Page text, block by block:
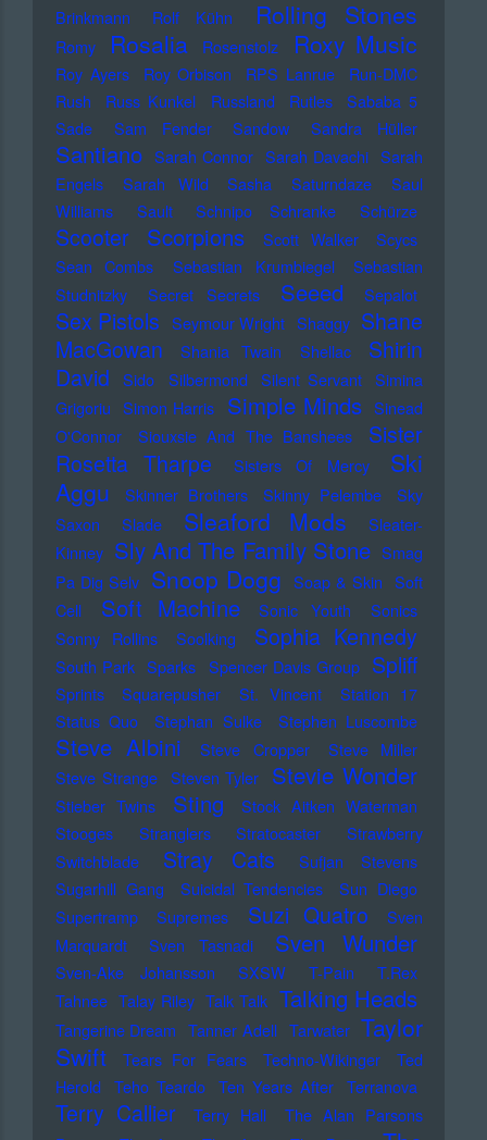
Brinkmann
Rolf Kühn Rolling Stones
Romy Rosalia Rosenstolz Roxy Music
Roy Ayers Roy Orbison RPS Lanrue
Run-DMC
Rush
Russ Kunkel Russland Rutles
Sababa 5
Sade
Sam Fender Sandow Sandra Hüller
Santiano Sarah Connor Sarah Davachi Sarah
Engels
Sarah Wild Sasha Saturndaze
Saul
Williams
Sault Schnipo Schranke Schürze
Scooter Scorpions Scott Walker
Scycs
Sean Combs
Sebastian Krumbiegel
Sebastian
Studnitzky
Secret Secrets Seeed Sepalot
Sex Pistols Seymour Wright Shaggy Shane
MacGowan
Shania Twain Shellac
Shirin
David
Sido Silbermond Silent Servant Simina
Grigoriu Simon Harris Simple Minds Sinead
O'Connor
Siouxsie And The Banshees
Sister
Rosetta Tharpe
Sisters Of Mercy
Ski
Aggu
Skinner Brothers Skinny Pelembe
Sky
Saxon
Slade Sleaford Mods
Sleater-
Kinney Sly And The Family Stone Smag
Pa Dig Selv Snoop Dogg Soap & Skin Soft
Cell
Soft Machine Sonic Youth
Sonics
Sonny Rollins
Soolking Sophia Kennedy
South Park Sparks Spencer Davis Group Spliff
Sprints Squarepusher St. Vincent
Station 17
Status Quo
Stephan Sulke Stephen Luscombe
Steve Albini Steve Cropper
Steve Miller
Steve Strange Steven Tyler Stevie Wonder
Stieber Twins Sting
Stock Aitken Waterman
Stooges
Stranglers Stratocaster
Strawberry
Switchblade
Stray Cats
Sufjan Stevens
Sugarhill Gang
Suicidal Tendencies
Sun Diego
Supertramp
Supremes Suzi Quatro
Sven
Marquardt
Sven Tasnadi Sven Wunder
Sven-Ake Johansson SXSW T-Pain
T.Rex
Tahnee Talay Riley Talk Talk Talking Heads
Tangerine Dream Tanner Adell Tarwater Taylor
Swift
Tears For Fears Techno-Wikinger
Ted
Herold
Teho Teardo Ten Years After Terranova
Terry Callier Terry Hall
The Alan Parsons